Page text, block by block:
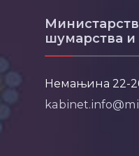
шумарства
Немањина 22-